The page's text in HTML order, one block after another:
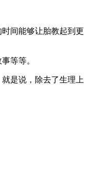
间能够让胎教起到更
等等。
是说，除去了生理上